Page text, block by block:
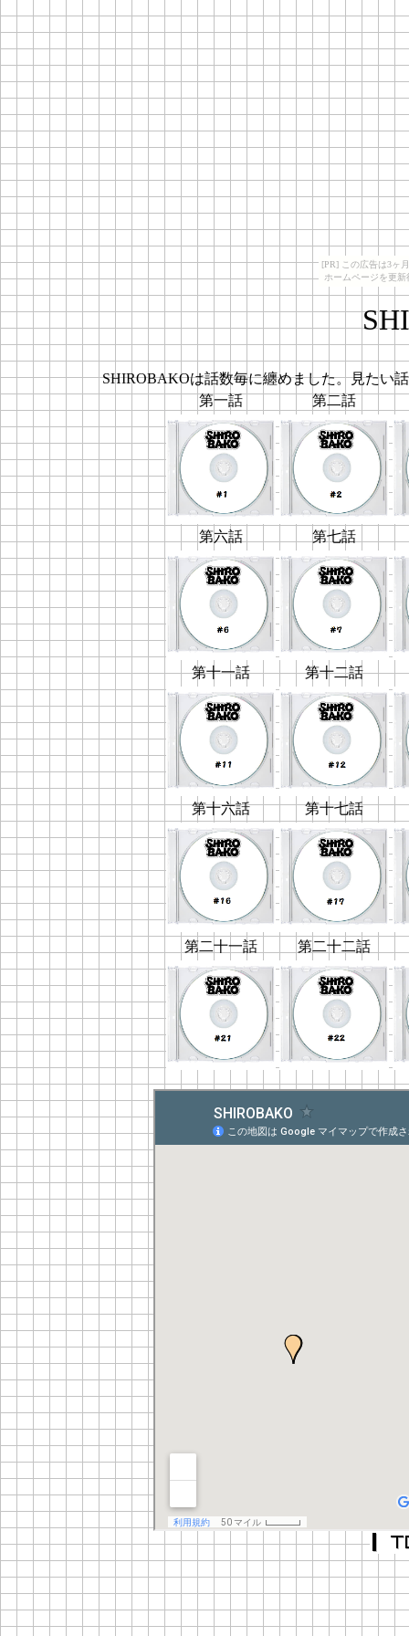
[PR] この広告は3ヶ
ホームページを更
SHIROBAKOは話数毎に纏めました。見たい
第一話
第二話
第六話 第七話
第十一話 第十二話
第十六話 第十七話
第二十一話 第二十二話